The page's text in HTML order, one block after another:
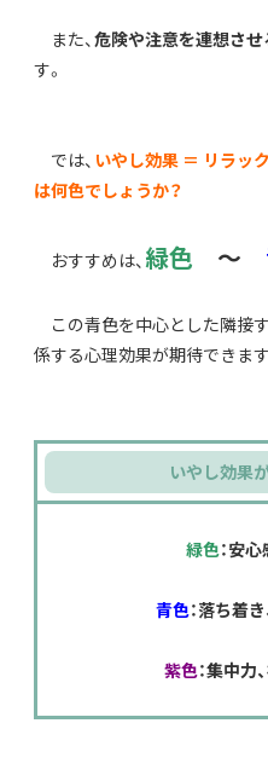
また、 危険や注意を連想さ
す。
では、 いやし効果 ＝ リラッ
は何色でしょうか？
おすすめは、 緑色 ～
この青色を中心とした隣接
係する心理効果が期待できます
いやし効果
緑色：安
青色：落ち着
紫色：集中力